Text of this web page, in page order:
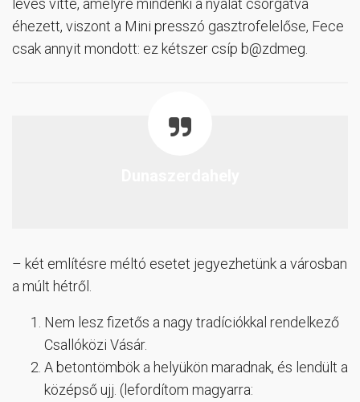
éhezett, viszont a Mini presszó gasztrofelelőse, Fece
csak annyit mondott: ez kétszer csíp b@zdmeg.
– két említésre méltó esetet jegyezhetünk a városban
a múlt hétről.
Nem lesz fizetős a nagy tradíciókkal rendelkező
Csallóközi Vásár.
A betontömbök a helyükön maradnak, és lendült a
középső ujj. (lefordítom magyarra: